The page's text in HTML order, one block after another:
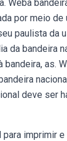
por meio
paulista da
da bandeira
as.
deve ser
imprimir